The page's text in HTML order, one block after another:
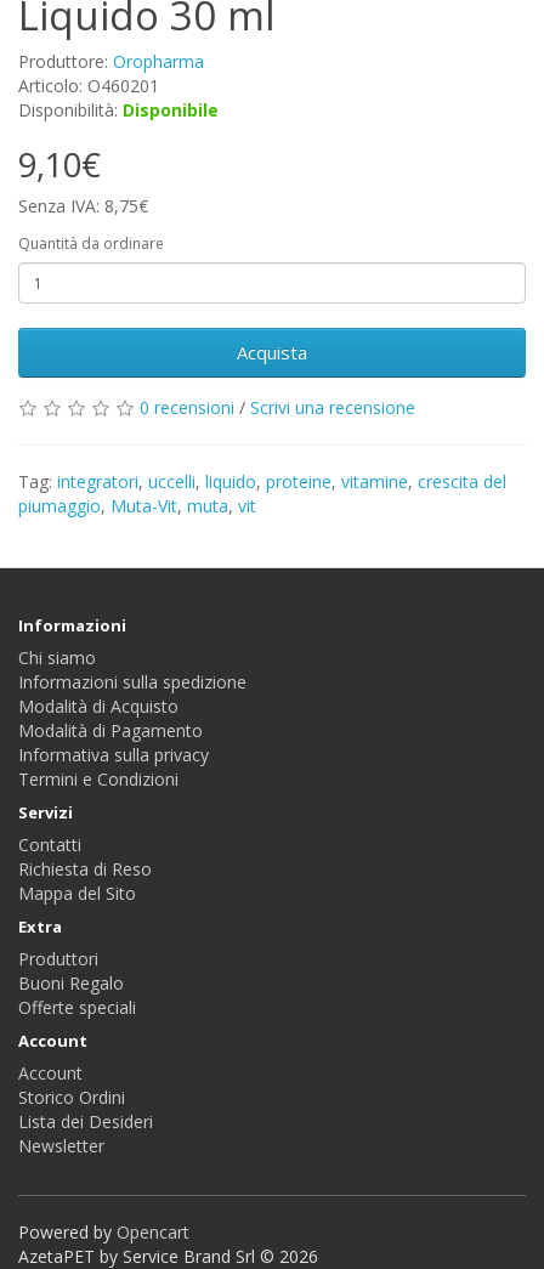
Liquido 30 ml
Produttore: Oropharma
Articolo: O460201
Disponibilità: Disponibile
9,10€
Senza IVA: 8,75€
Quantità da ordinare
Acquista
0 recensioni / Scrivi una recensione
Tag: integratori, uccelli, liquido, proteine, vitamine, crescita del
piumaggio, Muta-Vit, muta, vit
Informazioni
Chi siamo
Informazioni sulla spedizione
Modalità di Acquisto
Modalità di Pagamento
Informativa sulla privacy
Termini e Condizioni
Servizi
Contatti
Richiesta di Reso
Mappa del Sito
Extra
Produttori
Buoni Regalo
Offerte speciali
Account
Account
Storico Ordini
Lista dei Desideri
Newsletter
Powered by Opencart
AzetaPET by Service Brand Srl © 2026